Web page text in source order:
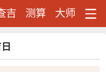
吉 测算 大师